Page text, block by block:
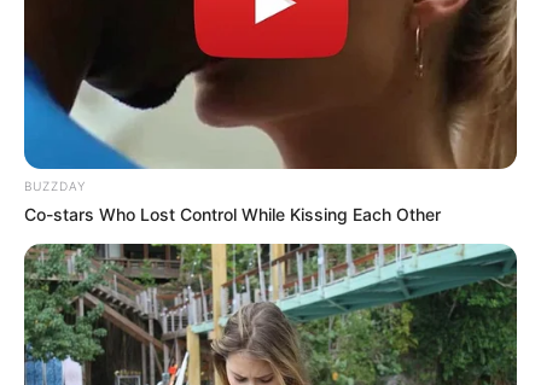
All
Rezepte
BUZZDAY
Co-stars Who Lost Control While Kissing Each Other